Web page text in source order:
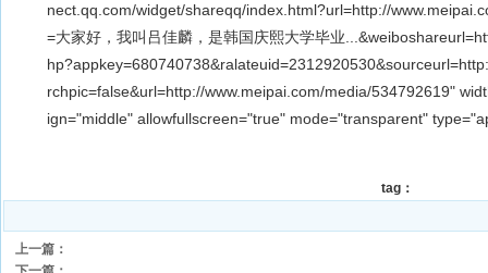
nect.qq.com/widget/shareqq/index.html?url=http://
=大家好，我叫吕佳麟，是韩国庆熙大学毕业
rchpic=false&url=http://www.meipai.com/media/534792619"
ign="middle" allowfullscreen="true" mode="transparent"
tag：
上一篇：